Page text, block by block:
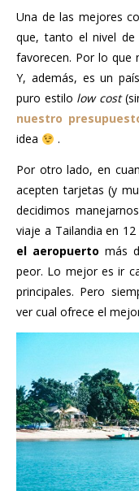
Una de las mejores
que, tanto el nivel
favorecen. Por lo que
Y, además, es un
puro estilo low cost
nuestro
idea
.
Por otro lado, en
acepten tarjetas (y
decidimos
viaje a Tailandia en
el aeropuerto más
peor. Lo mejor es ir
principales. Pero
ver cual ofrece el